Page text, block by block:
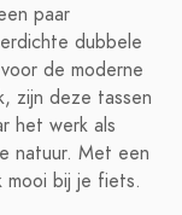
paar
dubbele
de moderne
zijn deze tassen
het werk als
natuur. Met een
mooi bij je fiets.